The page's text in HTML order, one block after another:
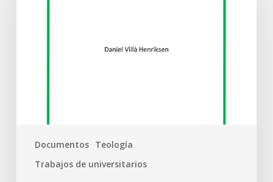
Documentos Teología
Trabajos de universitarios